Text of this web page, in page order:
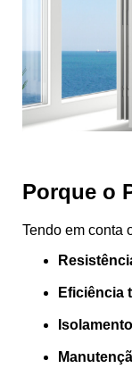
Porque o
Tendo em conta
Eficiência